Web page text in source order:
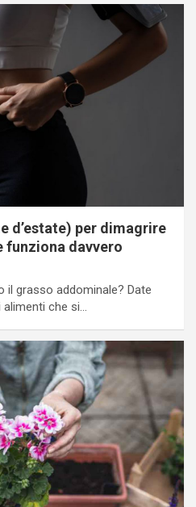
d’estate) per dimagrire
funziona davvero
il grasso addominale? Date
alimenti che si…